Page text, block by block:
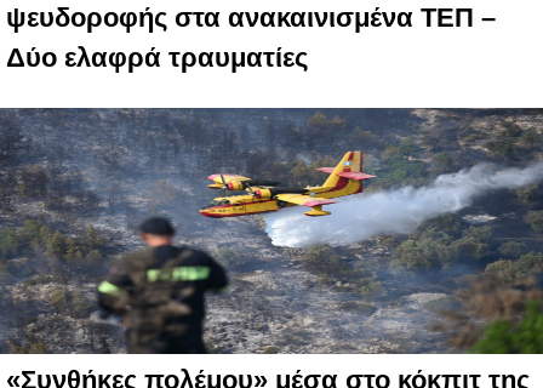
ψευδοροφής στα ανακαινισμένα ΤΕΠ –
Δύο ελαφρά τραυματίες
«Συνθήκες πολέμου» μέσα στο κόκπιτ της